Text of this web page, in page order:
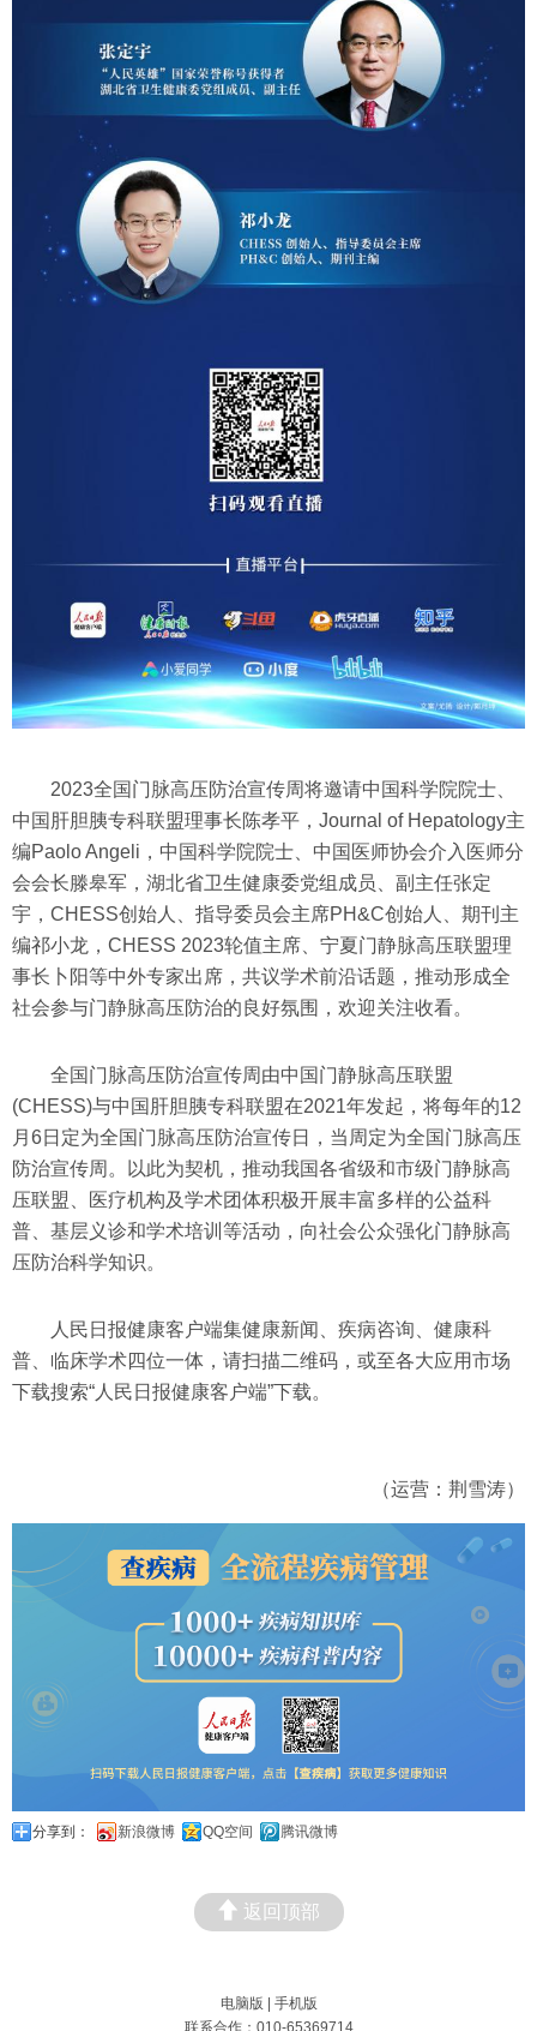
2023全国门脉高压防治宣传周将邀请中国科学院院士、
中国肝胆胰专科联盟理事长陈孝平，Journal of Hepatology主
编Paolo Angeli，中国科学院院士、中国医师协会介入医师分
会会长滕皋军，湖北省卫生健康委党组成员、副主任张定
宇，CHESS创始人、指导委员会主席PH&C创始人、期刊主
编祁小龙，CHESS 2023轮值主席、宁夏门静脉高压联盟理
事长卜阳等中外专家出席，共议学术前沿话题，推动形成全
社会参与门静脉高压防治的良好氛围，欢迎关注收看。
全国门脉高压防治宣传周由中国门静脉高压联盟
(CHESS)与中国肝胆胰专科联盟在2021年发起，将每年的12
月6日定为全国门脉高压防治宣传日，当周定为全国门脉高压
防治宣传周。以此为契机，推动我国各省级和市级门静脉高
压联盟、医疗机构及学术团体积极开展丰富多样的公益科
普、基层义诊和学术培训等活动，向社会公众强化门静脉高
压防治科学知识。
人民日报健康客户端集健康新闻、疾病咨询、健康科
普、临床学术四位一体，请扫描二维码，或至各大应用市场
下载搜索“人民日报健康客户端”下载。
（运营：荆雪涛）
分享到： 新浪微博 QQ空间 腾讯微博
返回顶部
电脑版
手机版